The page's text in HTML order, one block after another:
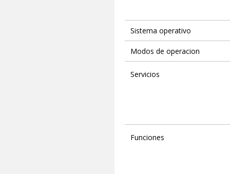
Sistema operativo
Modos de operacion
Servicios
Funciones